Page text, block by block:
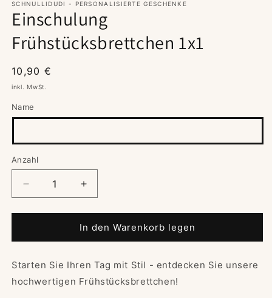
SCHNULLIDUDI - PERSONALISIERTE GESCHENKE
Einschulung
Frühstücksbrettchen 1x1
Normaler
Preis
10,90 €
inkl. MwSt.
Name
Anzahl
Verringere
die
Menge
Einschulung
1x1
Erhöhe
die
Menge
für
Einschulung
1x1
In den Warenkorb legen
Starten Sie Ihren Tag mit Stil - entdecken Sie unsere
hochwertigen Frühstücksbrettchen!